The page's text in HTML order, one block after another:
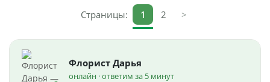
Страницы: 1 2 >
Флорист Дарья
онлайн · ответим за 5 минут